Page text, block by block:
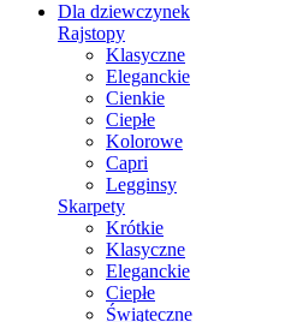
Dla dziewczynek
Rajstopy
Klasyczne
Eleganckie
Cienkie
Ciepłe
Kolorowe
Capri
Legginsy
Skarpety
Krótkie
Klasyczne
Eleganckie
Ciepłe
Świąteczne